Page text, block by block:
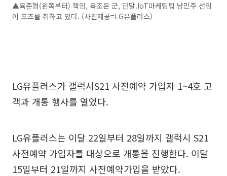
▲육준협(왼쪽부터) 책임, 육조은 군, 단말.IoT마케팅팀 남민주 선임
이 포즈를 취하고 있다. (사진제공=LG유플러스)
LG유플러스가 갤럭시S21 사전예약 가입자 1~4호 고
객과 개통 행사를 열었다.
LG유플러스는 이달 22일부터 28일까지 갤럭시 S21
사전예약 가입자를 대상으로 개통을 진행한다. 이달
15일부터 21일까지 사전예약가입을 받았다.